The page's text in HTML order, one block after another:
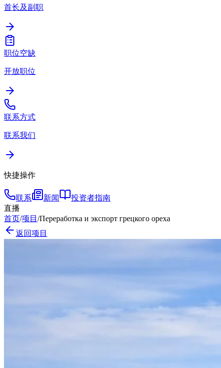
首长及副职
职位空缺
开放职位
联系方式
联系我们
快捷操作
联系 新闻
投资者指南
直播
首页/项目 /Переработка и экспорт грецкого ореха
返回项目